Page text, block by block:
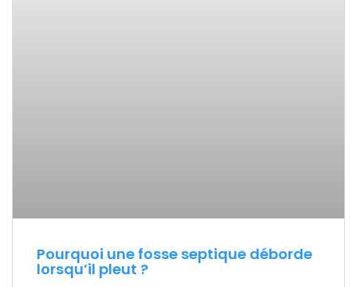
Pourquoi une fosse septique déborde
lorsqu’il pleut ?